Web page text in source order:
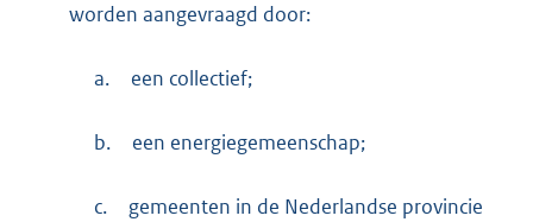
worden aangevraagd door:
a. een collectief;
b. een energiegemeenschap;
c.
gemeenten in de Nederlandse provincie